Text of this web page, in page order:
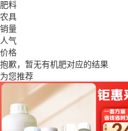
肥料
农具
销量
人气
价格
抱歉，暂无有机肥对应的结果
为您推荐